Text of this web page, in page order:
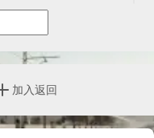
加入返回